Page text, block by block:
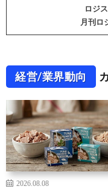
ロジ
月刊ロ
経営/業界動向
2026.08.08